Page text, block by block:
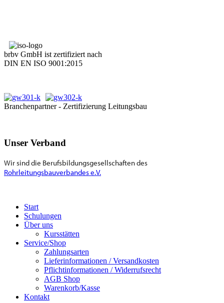
brbv GmbH ist zertifiziert nach
DIN EN ISO 9001:2015
Branchenpartner - Zertifizierung Leitungsbau
Unser Verband
Wir sind die Berufsbildungsgesellschaften des
Rohrleitungsbauverbandes e.V.
Start
Schulungen
Über uns
Kursstätten
Service/Shop
Zahlungsarten
Lieferinformationen / Versandkosten
Pflichtinformationen / Widerrufsrecht
AGB Shop
Warenkorb/Kasse
Kontakt